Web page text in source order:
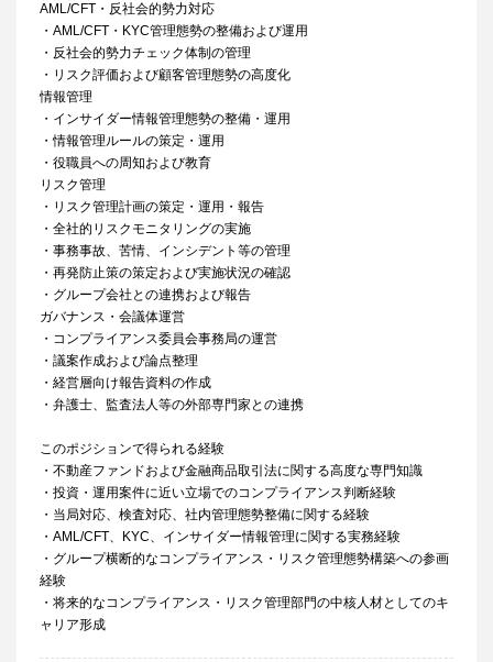
AML/CFT・反社会的勢力対応
・AML/CFT・KYC管理態勢の整備および運用
・反社会的勢力チェック体制の管理
・リスク評価および顧客管理態勢の高度化
情報管理
・インサイダー情報管理態勢の整備・運用
・情報管理ルールの策定・運用
・役職員への周知および教育
リスク管理
・リスク管理計画の策定・運用・報告
・全社的リスクモニタリングの実施
・事務事故、苦情、インシデント等の管理
・再発防止策の策定および実施状況の確認
・グループ会社との連携および報告
ガバナンス・会議体運営
・コンプライアンス委員会事務局の運営
・議案作成および論点整理
・経営層向け報告資料の作成
・弁護士、監査法人等の外部専門家との連携
このポジションで得られる経験
・不動産ファンドおよび金融商品取引法に関する高度な専門知識
・投資・運用案件に近い立場でのコンプライアンス判断経験
・当局対応、検査対応、社内管理態勢整備に関する経験
・AML/CFT、KYC、インサイダー情報管理に関する実務経験
・グループ横断的なコンプライアンス・リスク管理態勢構築への参画
経験
・将来的なコンプライアンス・リスク管理部門の中核人材としてのキ
ャリア形成